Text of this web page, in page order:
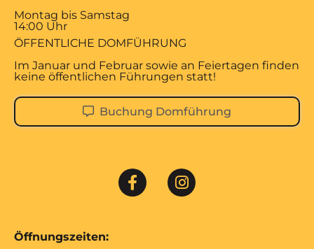
Montag bis Samstag
14:00 Uhr
ÖFFENTLICHE DOMFÜHRUNG
Im Januar und Februar sowie an Feiertagen finden
keine öffentlichen Führungen statt!
Buchung Domführung
Öffnungszeiten: